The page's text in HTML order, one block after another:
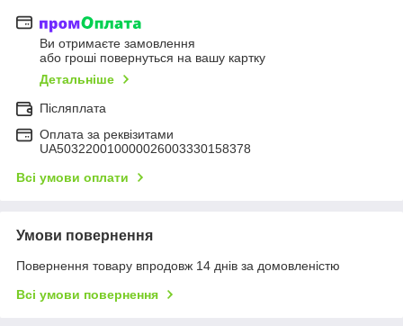
Ви отримаєте замовлення
або гроші повернуться на вашу картку
Детальніше
Післяплата
Оплата за реквізитами
UA503220010000026003330158378
Всі умови оплати
Умови повернення
Повернення товару впродовж 14 днів за домовленістю
Всі умови повернення